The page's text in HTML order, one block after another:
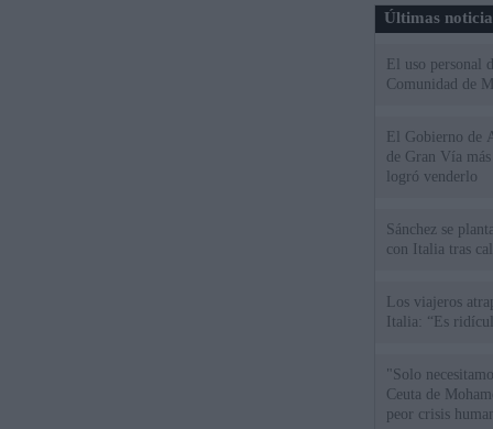
Últimas
El uso personal
Comunidad de
El Gobierno de
de Gran Vía
logró venderlo
Sánchez se
con Italia tras
Los viajeros
Italia: “Es
"Solo
Ceuta de
peor crisis